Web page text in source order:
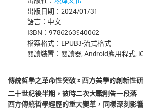
出版日期：2024/01/31
語言：中文
ISBN：9786263940062
檔案格式：EPUB3-流式格式
閱讀裝置：閱讀器, Android應用程式,
傳統哲學之革命性突破 × 西方美學的創新性
二十世紀後半期，彼時二次大戰剛告一段落
西方傳統哲學經歷的重大變革，同樣深刻影